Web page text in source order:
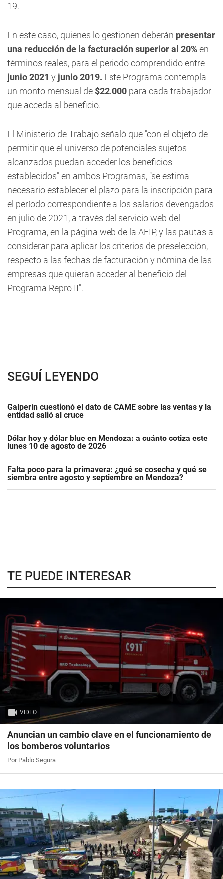
19.
En este caso, quienes lo gestionen deberán presentar
una reducción de la facturación superior al 20%en
términos reales, para el periodo comprendido entre
junio 2021 y junio 2019. Este Programa contempla
un monto mensual de $22.000 para cada trabajador
que acceda al beneficio.
El Ministerio de Trabajo señaló que "con el objeto de
permitir que el universo de potenciales sujetos
alcanzados puedan acceder los beneficios
establecidos" en ambos Programas, "se estima
necesario establecer el plazo para la inscripción para
el período correspondiente a los salarios devengados
en julio de 2021, a través del servicio web del
Programa, en la página web de la AFIP, y las pautas a
considerar para aplicar los criterios de preselección,
respecto a las fechas de facturación y nómina de las
empresas que quieran acceder al beneficio del
Programa Repro II".
SEGUÍ LEYENDO
Galperín cuestionó el dato de CAME sobre las ventas y la
entidad salió al cruce
Dólar hoy y dólar blue en Mendoza: a cuánto cotiza este
lunes 10 de agosto de 2026
Falta poco para la primavera: ¿qué se cosecha y qué se
siembra entre agosto y septiembre en Mendoza?
TE PUEDE INTERESAR
VIDEO
Anuncian un cambio clave en el funcionamiento de
los bomberos voluntarios
Por Pablo Segura